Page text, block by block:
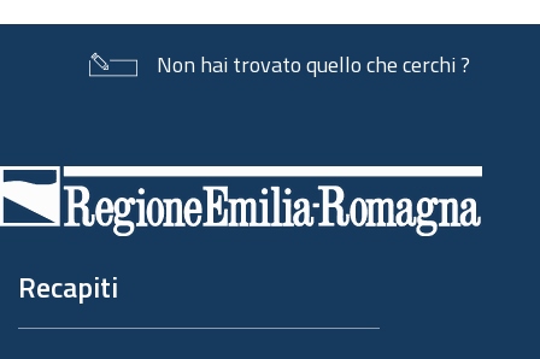
Non hai trovato quello che cerchi ?
di
pagina
Recapiti